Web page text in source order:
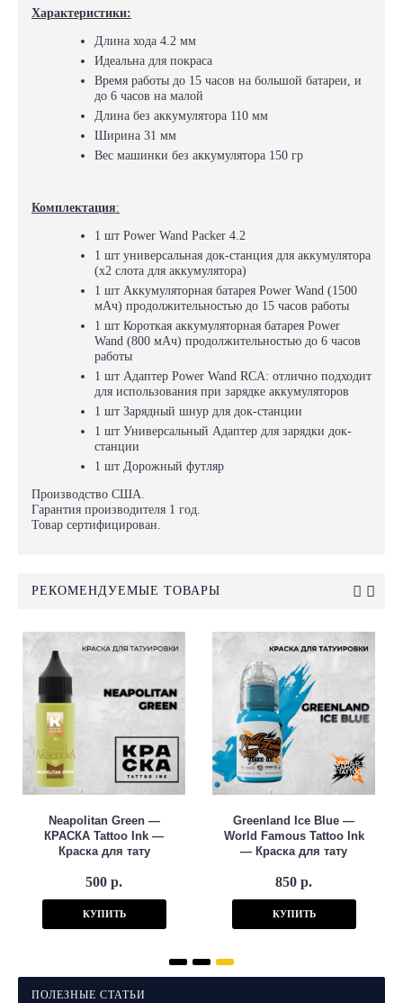
Характеристики:
Длина хода 4.2 мм
Идеальна для покраса
Время работы до 15 часов на большой батареи, и
до 6 часов на малой
Длина без аккумулятора 110 мм
Ширина 31 мм
Вес машинки без аккумулятора 150 гр
Комплектация:
1 шт Power Wand Packer 4.2
1 шт универсальная док-станция для аккумулятора
(x2 слота для аккумулятора)
1 шт Аккумуляторная батарея Power Wand (1500
мАч) продолжительностью до 15 часов работы
1 шт Короткая аккумуляторная батарея Power
Wand (800 мАч) продолжительностью до 6 часов
работы
1 шт Адаптер Power Wand RCA: отлично подходит
для использования при зарядке аккумуляторов
1 шт Зарядный шнур для док-станции
1 шт Универсальный Адаптер для зарядки док-
станции
1 шт Дорожный футляр
Производство США.
Гарантия производителя 1 год.
Товар сертифицирован.
РЕКОМЕНДУЕМЫЕ ТОВАРЫ
Neapolitan Green —
КРАСКА Tattoo Ink —
Краска для тату
500 р.
КУПИТЬ
Greenland Ice Blue —
World Famous Tattoo Ink
— Краска для тату
850 р.
КУПИТЬ
ПОЛЕЗНЫЕ СТАТЬИ